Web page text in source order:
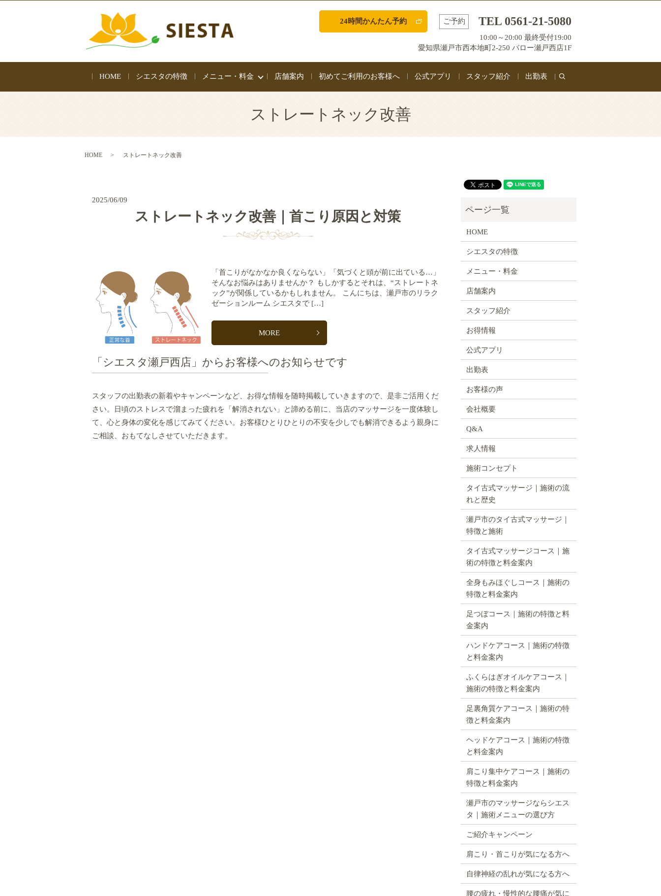
24時間かんたん予約 ご予約 TEL 0561-21-5080
10:00～20:00 最終受付19:00
愛知県瀬戸市西本地町2-250 バロー瀬戸西店1F
HOME シエスタの特徴 メニュー・料金 店舗案内 初めてご利用のお客様へ 公式アプリ スタッフ紹介 出勤表
search
ストレートネック改善
HOME ストレートネック改善
2025/06/09
ストレートネック改善｜首こり原因と対策
「首こりがなかなか良くならない」「気づくと頭が前に出ている…」
そんなお悩みはありませんか？ もしかするとそれは、“ストレートネ
ック”が関係しているかもしれません。 こんにちは、瀬戸市のリラク
ゼーションルーム シエスタで […]
MORE
「シエスタ瀬戸西店」からお客様へのお知らせです
スタッフの出勤表の新着やキャンペーンなど、お得な情報を随時掲載していきますので、是非ご活用くだ
さい。日頃のストレスで溜まった疲れを「解消されない」と諦める前に、当店のマッサージを一度体験し
て、心と身体の変化を感じてみてください。お客様ひとりひとりの不安を少しでも解消できるよう親身に
ご相談、おもてなしさせていただきます。
HOME
シエスタの特徴
メニュー・料金
店舗案内
スタッフ紹介
お得情報
公式アプリ
出勤表
お客様の声
会社概要
Q&A
求人情報
施術コンセプト
タイ古式マッサージ｜施術の流
れと歴史
瀬戸市のタイ古式マッサージ｜
特徴と施術
タイ古式マッサージコース｜施
術の特徴と料金案内
全身もみほぐしコース｜施術の
特徴と料金案内
足つぼコース｜施術の特徴と料
金案内
ハンドケアコース｜施術の特徴
と料金案内
ふくらはぎオイルケアコース｜
施術の特徴と料金案内
足裏角質ケアコース｜施術の特
徴と料金案内
ヘッドケアコース｜施術の特徴
と料金案内
肩こり集中ケアコース｜施術の
特徴と料金案内
瀬戸市のマッサージならシエス
タ｜施術メニューの選び方
ご紹介キャンペーン
肩こり・首こりが気になる方へ
自律神経の乱れが気になる方へ
腰の疲れ・慢性的な腰痛が気に